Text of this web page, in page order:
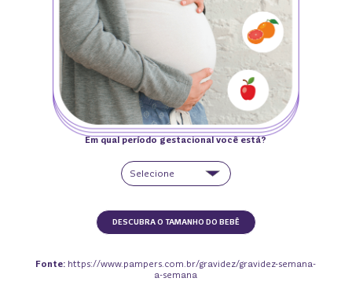
Em qual período gestacional você está?
Selecione
DESCUBRA O TAMANHO DO BEBÊ
Fonte: https://www.pampers.com.br/gravidez/gravidez-semana-
a-semana